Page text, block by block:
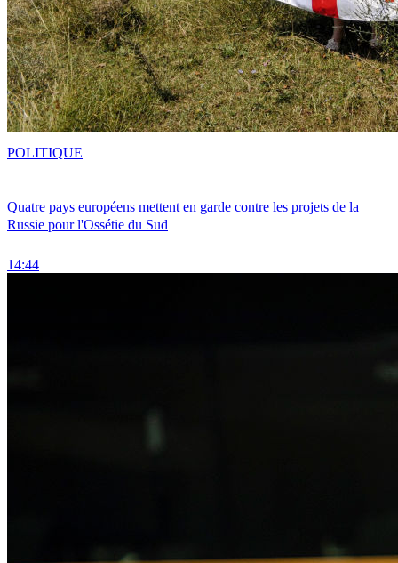
Quatre pays européens mettent en garde contre les projets de la
Russie pour l'Ossétie du Sud
14:44
POLITIQUE